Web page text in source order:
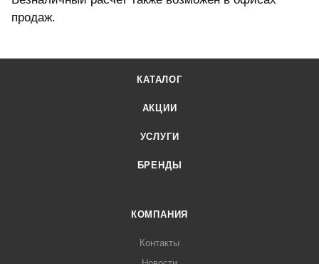
продаж.
КАТАЛОГ
АКЦИИ
УСЛУГИ
БРЕНДЫ
КОМПАНИЯ
Контакты